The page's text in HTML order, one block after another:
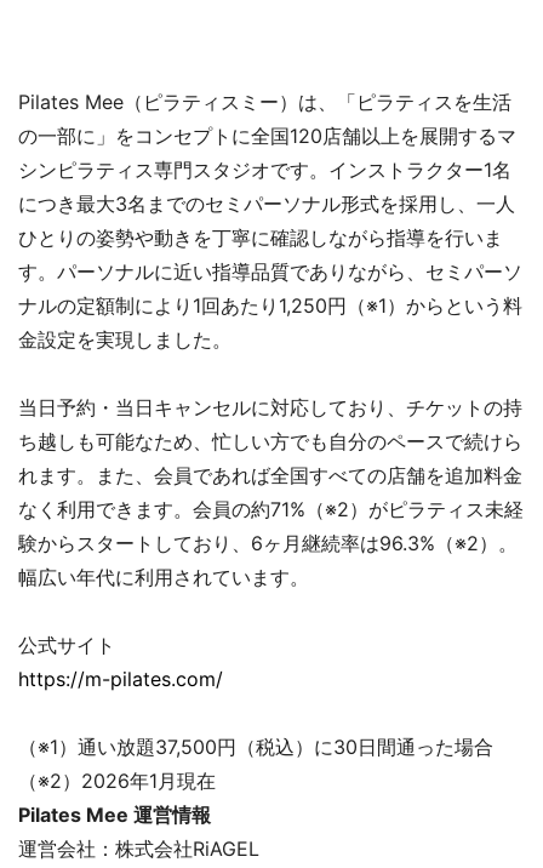
Pilates Mee（ピラティスミー）は、「ピラティスを生活
の一部に」をコンセプトに全国120店舗以上を展開するマ
シンピラティス専門スタジオです。インストラクター1名
につき最大3名までのセミパーソナル形式を採用し、一人
ひとりの姿勢や動きを丁寧に確認しながら指導を行いま
す。パーソナルに近い指導品質でありながら、セミパーソ
ナルの定額制により1回あたり1,250円（※1）からという料
金設定を実現しました。
当日予約・当日キャンセルに対応しており、チケットの持
ち越しも可能なため、忙しい方でも自分のペースで続けら
れます。また、会員であれば全国すべての店舗を追加料金
なく利用できます。会員の約71%（※2）がピラティス未経
験からスタートしており、6ヶ月継続率は96.3%（※2）。
幅広い年代に利用されています。
公式サイト
https://m-pilates.com/
（※1）通い放題37,500円（税込）に30日間通った場合
（※2）2026年1月現在
Pilates Mee 運営情報
運営会社：株式会社RiAGEL